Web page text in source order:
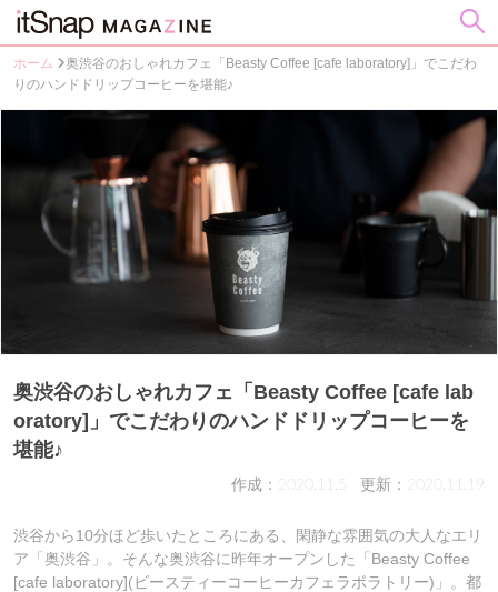
ホーム
奥渋谷のおしゃれカフェ「Beasty Coffee [cafe laboratory]」でこだわ
りのハンドドリップコーヒーを堪能♪
奥渋谷のおしゃれカフェ「Beasty Coffee [cafe lab
oratory]」でこだわりのハンドドリップコーヒーを
堪能♪
作成：2020.11.5 更新：2020.11.19
渋谷から10分ほど歩いたところにある、閑静な雰囲気の大人なエリ
ア「奥渋谷」。そんな奥渋谷に昨年オープンした「Beasty Coffee
[cafe laboratory](ビースティーコーヒーカフェラボラトリー)」。都